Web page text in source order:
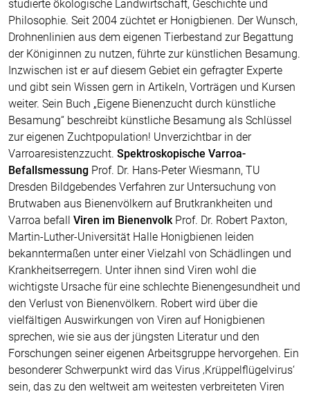
studierte ökologische Landwirtschaft, Geschichte und
Philosophie. Seit 2004 züchtet er Honigbienen. Der Wunsch,
Drohnenlinien aus dem eigenen Tierbestand zur Begattung
der Königinnen zu nutzen, führte zur künstlichen Besamung.
Inzwischen ist er auf diesem Gebiet ein gefragter Experte
und gibt sein Wissen gern in Artikeln, Vorträgen und Kursen
weiter. Sein Buch „Eigene Bienenzucht durch künstliche
Besamung“ beschreibt künstliche Besamung als Schlüssel
zur eigenen Zuchtpopulation! Unverzichtbar in der
Varroaresistenzzucht. Spektroskopische Varroa-
Befallsmessung Prof. Dr. Hans-Peter Wiesmann, TU
Dresden Bildgebendes Verfahren zur Untersuchung von
Brutwaben aus Bienenvölkern auf Brutkrankheiten und
Varroa befall Viren im BienenvolkProf. Dr. Robert Paxton,
Martin-Luther-Universität Halle Honigbienen leiden
bekanntermaßen unter einer Vielzahl von Schädlingen und
Krankheitserregern. Unter ihnen sind Viren wohl die
wichtigste Ursache für eine schlechte Bienengesundheit und
den Verlust von Bienenvölkern. Robert wird über die
vielfältigen Auswirkungen von Viren auf Honigbienen
sprechen, wie sie aus der jüngsten Literatur und den
Forschungen seiner eigenen Arbeitsgruppe hervorgehen. Ein
besonderer Schwerpunkt wird das Virus ‚Krüppelflügelvirus‘
sein, das zu den weltweit am weitesten verbreiteten Viren